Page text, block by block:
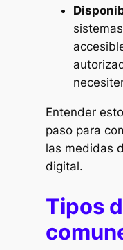
Entender
paso para
las medidas
digital.
Tipos